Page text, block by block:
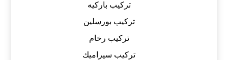
تركيب باركيه
تركيب بورسلين
تركيب رخام
تركيب سيراميك